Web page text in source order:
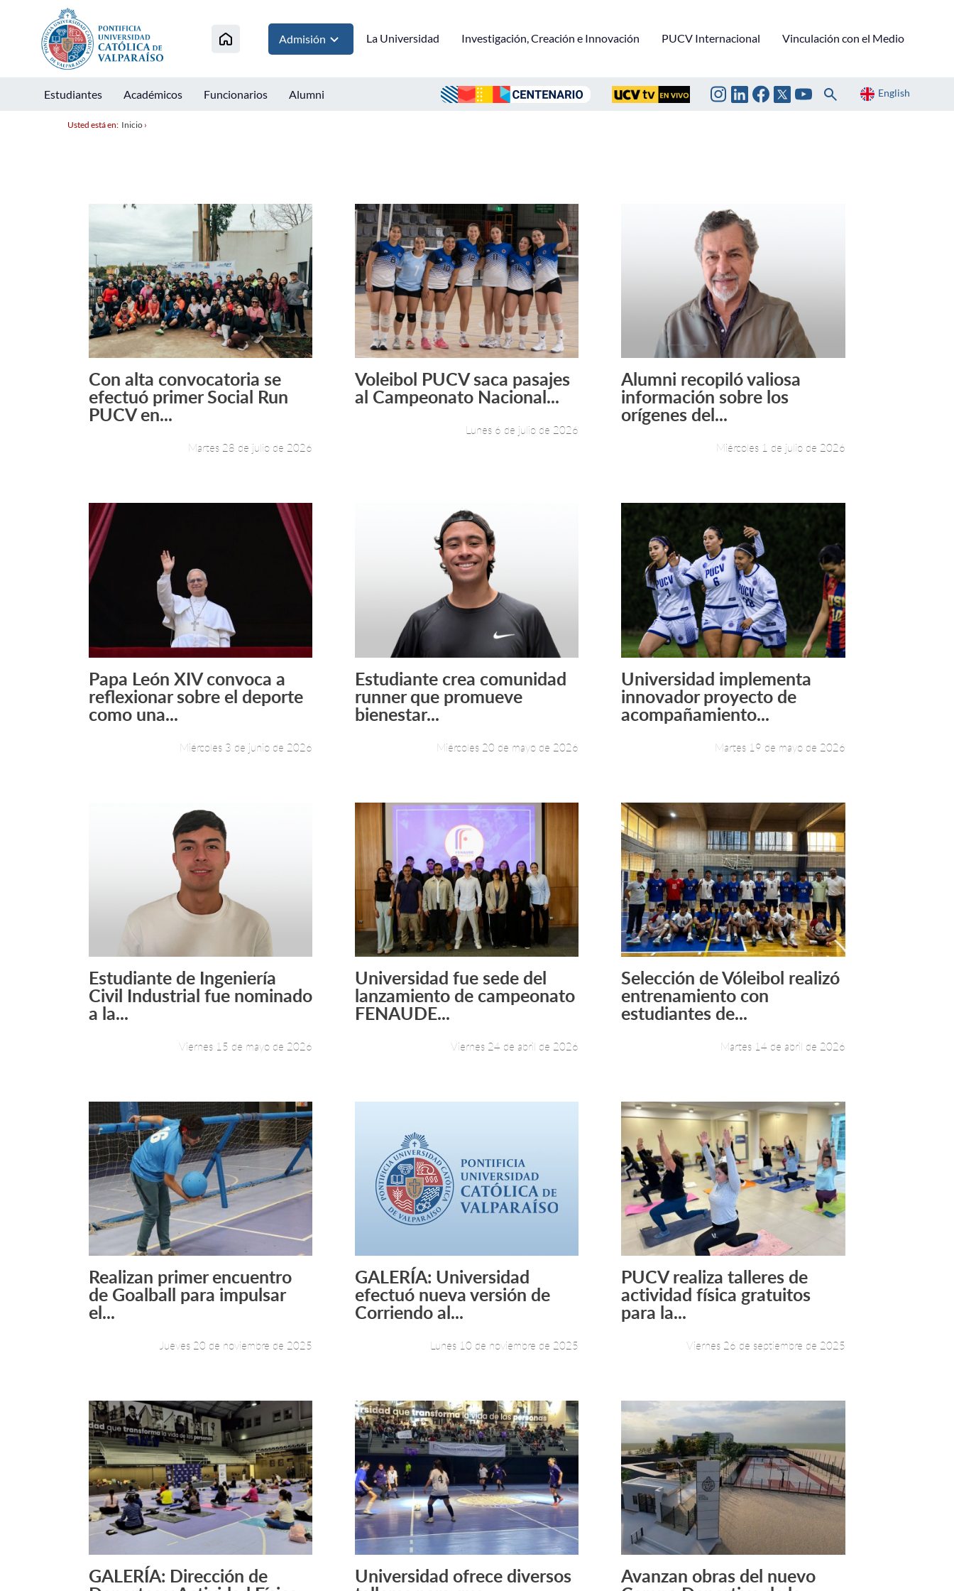
Admisión La Universidad Investigación, Creación e Innovación PUCV Internacional Vinculación con el Medio
Estudiantes Académicos Funcionarios Alumni English
Usted está en: Inicio›
Leer más +
Con alta convocatoria se
efectuó primer Social Run
PUCV en...
Martes 28 de julio de 2026
Leer más +
Voleibol PUCV saca pasajes
al Campeonato Nacional...
Lunes 6 de julio de 2026
Leer más +
Alumni recopiló valiosa
información sobre los
orígenes del...
Miércoles 1 de julio de 2026
Leer más +
Papa León XIV convoca a
reflexionar sobre el deporte
como una...
Miércoles 3 de junio de 2026
Leer más +
Estudiante crea comunidad
runner que promueve
bienestar...
Miércoles 20 de mayo de 2026
Leer más +
Universidad implementa
innovador proyecto de
acompañamiento...
Martes 19 de mayo de 2026
Leer más +
Estudiante de Ingeniería
Civil Industrial fue nominado
a la...
Viernes 15 de mayo de 2026
Leer más +
Universidad fue sede del
lanzamiento de campeonato
FENAUDE...
Viernes 24 de abril de 2026
Leer más +
Selección de Vóleibol realizó
entrenamiento con
estudiantes de...
Martes 14 de abril de 2026
Leer más +
Realizan primer encuentro
de Goalball para impulsar
el...
Jueves 20 de noviembre de 2025
Leer más +
GALERÍA: Universidad
efectuó nueva versión de
Corriendo al...
Lunes 10 de noviembre de 2025
Leer más +
PUCV realiza talleres de
actividad física gratuitos
para la...
Viernes 26 de septiembre de 2025
Leer más +
GALERÍA: Dirección de Leer más +
Universidad ofrece diversos Leer más +
Avanzan obras del nuevo